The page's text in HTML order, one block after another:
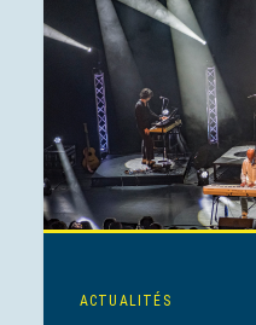
ACTUALITÉS